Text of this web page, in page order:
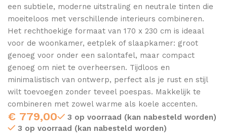
een subtiele, moderne uitstraling en neutrale tinten die
moeiteloos met verschillende interieurs combineren.
Het rechthoekige formaat van 170 x 230 cm is ideaal
voor de woonkamer, eetplek of slaapkamer: groot
genoeg voor onder een salontafel, maar compact
genoeg om niet te overheersen. Tijdloos en
minimalistisch van ontwerp, perfect als je rust en stijl
wilt toevoegen zonder teveel poespas. Makkelijk te
combineren met zowel warme als koele accenten.
€ 779,00
3 op voorraad (kan nabesteld worden)
3 op voorraad (kan nabesteld worden)